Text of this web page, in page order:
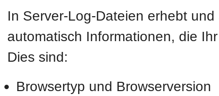
In Server-Log-Dateien erhebt
automatisch Informationen, die
Dies sind:
Browsertyp und Browserversion